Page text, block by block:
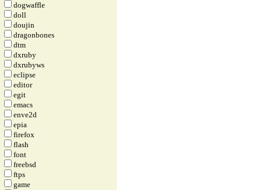
dogwaffle
doll
doujin
dragonbones
dtm
dxruby
dxrubyws
eclipse
editor
egit
emacs
enve2d
epia
firefox
flash
font
freebsd
ftps
game